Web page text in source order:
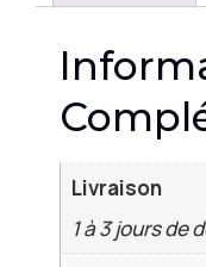
Livraison
1 à 3 jours de